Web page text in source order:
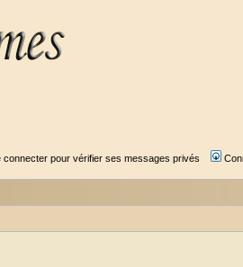
connecter pour vérifier ses messages privés